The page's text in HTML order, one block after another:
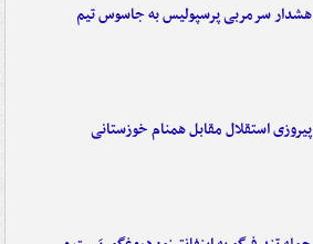
هشدار سرمربی پرسپولیس به جاسوس تیم
پیروزی استقلال مقابل همنام خوزستانی